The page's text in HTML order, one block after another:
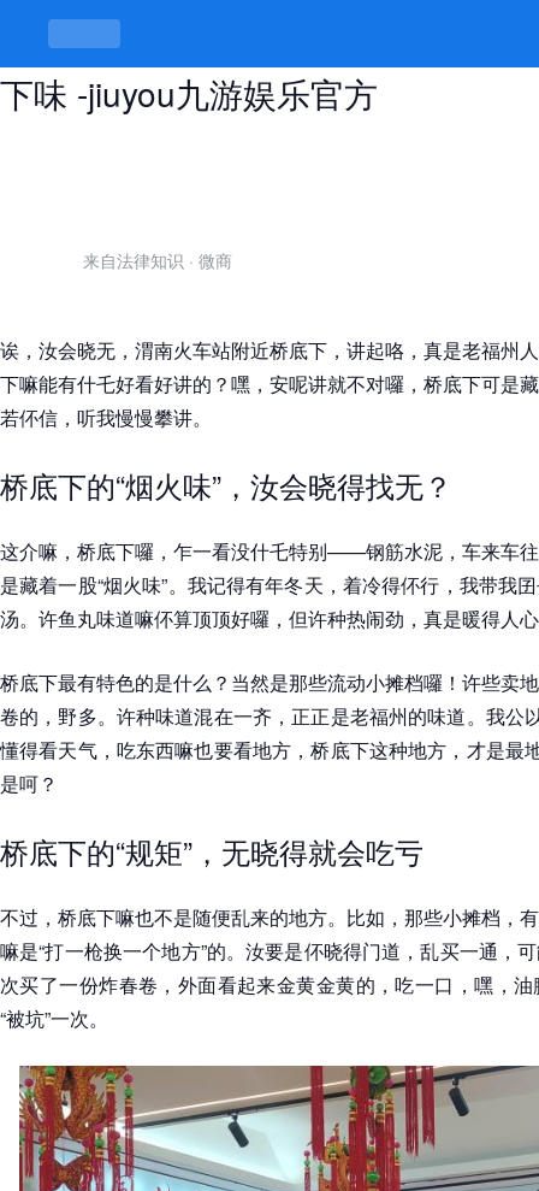
渭南火车站附近桥底下，桥下野有桥
下味 -jiuyou九游娱乐官方
来自法律知识 · 微商
诶，汝会晓无，渭南火车站附近桥底下，讲起咯，真是老福州
下嘛能有什乇好看好讲的？嘿，安呢讲就不对囉，桥底下可是
若伓信，听我慢慢攀讲。
桥底下的“烟火味”，汝会晓得找无？
这介嘛，桥底下囉，乍一看没什乇特别——钢筋水泥，车来车
是藏着一股“烟火味”。我记得有年冬天，着冷得伓行，我带我
汤。许鱼丸味道嘛伓算顶顶好囉，但许种热闹劲，真是暖得人
桥底下最有特色的是什么？当然是那些流动小摊档囉！许些卖
卷的，野多。许种味道混在一齐，正正是老福州的味道。我公
懂得看天气，吃东西嘛也要看地方，桥底下这种地方，才是最
是呵？
桥底下的“规矩”，无晓得就会吃亏
不过，桥底下嘛也不是随便乱来的地方。比如，那些小摊档，
嘛是“打一枪换一个地方”的。汝要是伓晓得门道，乱买一通，
次买了一份炸春卷，外面看起来金黄金黄的，吃一口，嘿，
“被坑”一次。